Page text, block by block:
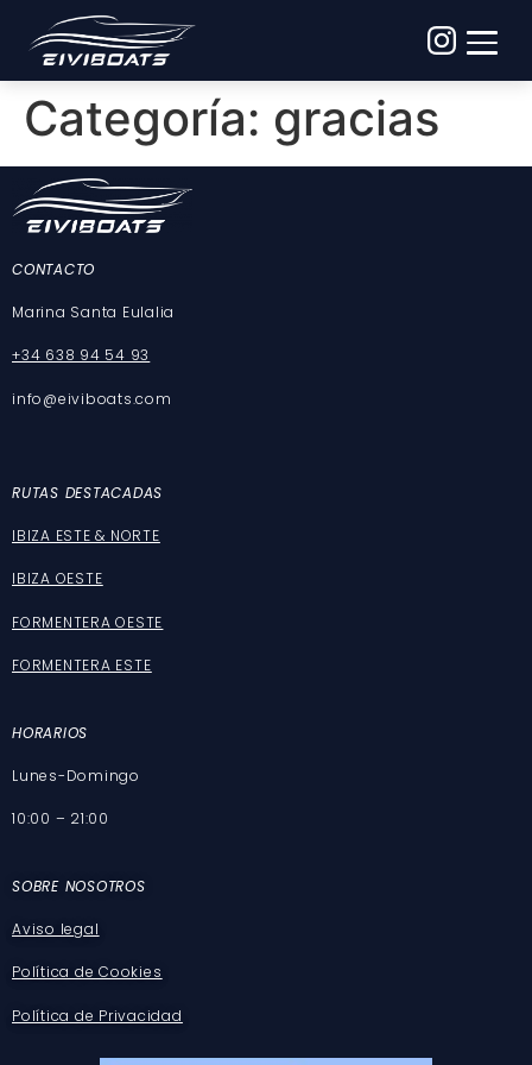
Categoría: gracias
CONTACTO
Marina Santa Eulalia
+34 638 94 54 93
info@eiviboats.com
RUTAS DESTACADAS
IBIZA ESTE & NORTE
IBIZA OESTE
FORMENTERA OESTE
FORMENTERA ESTE
HORARIOS
Lunes-Domingo
10:00 – 21:00
SOBRE NOSOTROS
Aviso legal
Política de Cookies
Política de Privacidad